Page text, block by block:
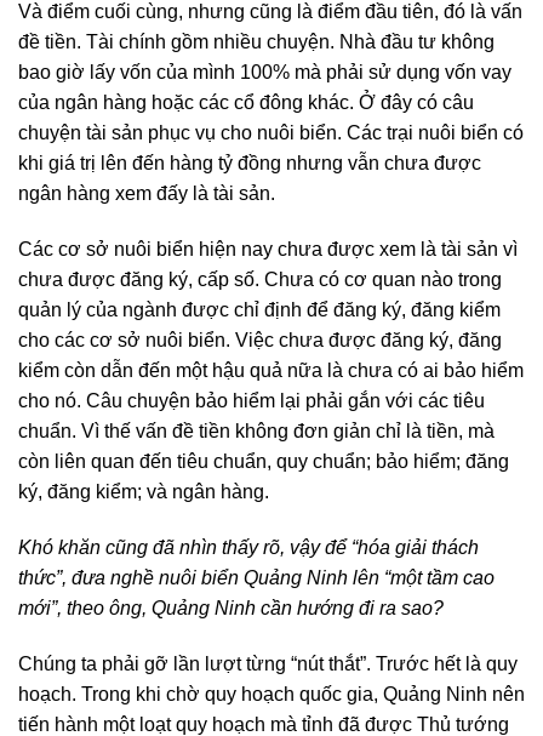
Và điểm cuối cùng, nhưng cũng là điểm đầu tiên, đó là vấn
đề tiền. Tài chính gồm nhiều chuyện. Nhà đầu tư không
bao giờ lấy vốn của mình 100% mà phải sử dụng vốn vay
của ngân hàng hoặc các cổ đông khác. Ở đây có câu
chuyện tài sản phục vụ cho nuôi biển. Các trại nuôi biển có
khi giá trị lên đến hàng tỷ đồng nhưng vẫn chưa được
ngân hàng xem đấy là tài sản.
Các cơ sở nuôi biển hiện nay chưa được xem là tài sản vì
chưa được đăng ký, cấp số. Chưa có cơ quan nào trong
quản lý của ngành được chỉ định để đăng ký, đăng kiểm
cho các cơ sở nuôi biển. Việc chưa được đăng ký, đăng
kiểm còn dẫn đến một hậu quả nữa là chưa có ai bảo hiểm
cho nó. Câu chuyện bảo hiểm lại phải gắn với các tiêu
chuẩn. Vì thế vấn đề tiền không đơn giản chỉ là tiền, mà
còn liên quan đến tiêu chuẩn, quy chuẩn; bảo hiểm; đăng
ký, đăng kiểm; và ngân hàng.
Khó khăn cũng đã nhìn thấy rõ, vậy để “hóa giải thách
thức”, đưa nghề nuôi biển Quảng Ninh lên “một tầm cao
mới”, theo ông, Quảng Ninh cần hướng đi ra sao?
Chúng ta phải gỡ lần lượt từng “nút thắt”. Trước hết là quy
hoạch. Trong khi chờ quy hoạch quốc gia, Quảng Ninh nên
tiến hành một loạt quy hoạch mà tỉnh đã được Thủ tướng